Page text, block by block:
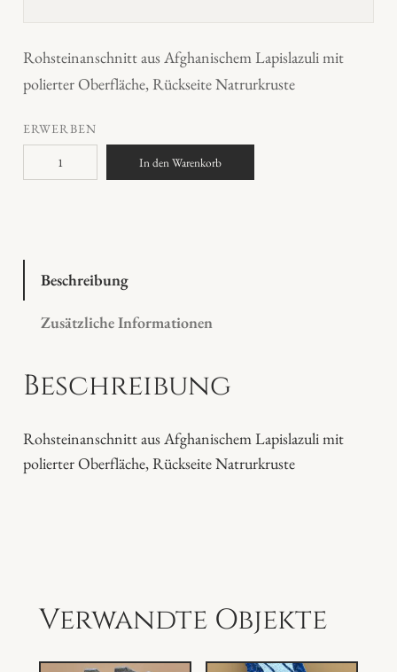
Rohsteinanschnitt aus Afghanischem Lapislazuli mit
polierter Oberfläche, Rückseite Natrurkruste
ERWERBEN
a
s
a
l
M
n
In den Warenkorb
Beschreibung
Zusätzliche Informationen
Beschreibung
Rohsteinanschnitt aus Afghanischem Lapislazuli mit
polierter Oberfläche, Rückseite Natrurkruste
Verwandte Objekte